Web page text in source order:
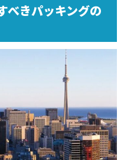
べきパッキングの